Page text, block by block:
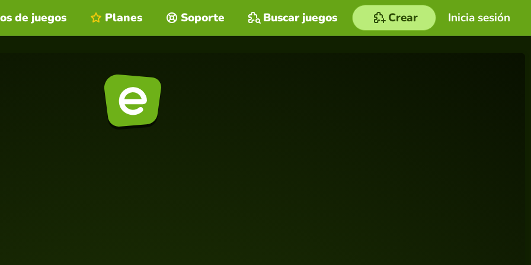
Inicia sesión
de juegos Planes Soporte Buscar juegos Crear